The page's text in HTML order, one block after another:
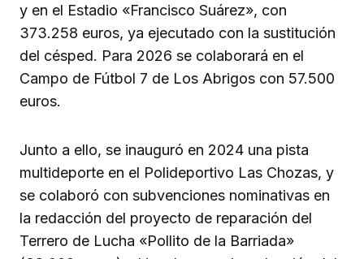
y en el Estadio «Francisco Suárez», con
373.258 euros, ya ejecutado con la sustitución
del césped. Para 2026 se colaborará en el
Campo de Fútbol 7 de Los Abrigos con 57.500
euros.
Junto a ello, se inauguró en 2024 una pista
multideporte en el Polideportivo Las Chozas, y
se colaboró con subvenciones nominativas en
la redacción del proyecto de reparación del
Terrero de Lucha «Pollito de la Barriada»